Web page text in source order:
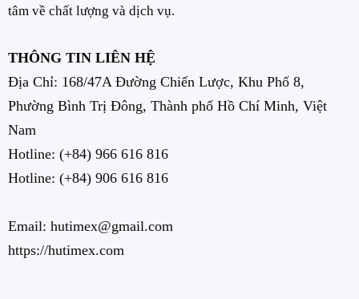
tâm về chất lượng và dịch vụ.
THÔNG TIN LIÊN HỆ
Địa Chỉ: 168/47A Đường Chiến Lược, Khu Phố 8,
Phường Bình Trị Đông, Thành phố Hồ Chí Minh, Việt
Nam
Hotline: (+84) 966 616 816
Hotline: (+84) 906 616 816
Email: hutimex@gmail.com
https://hutimex.com